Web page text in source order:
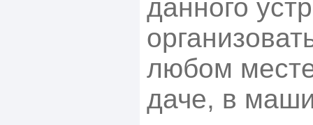
данного
любом
даче, в